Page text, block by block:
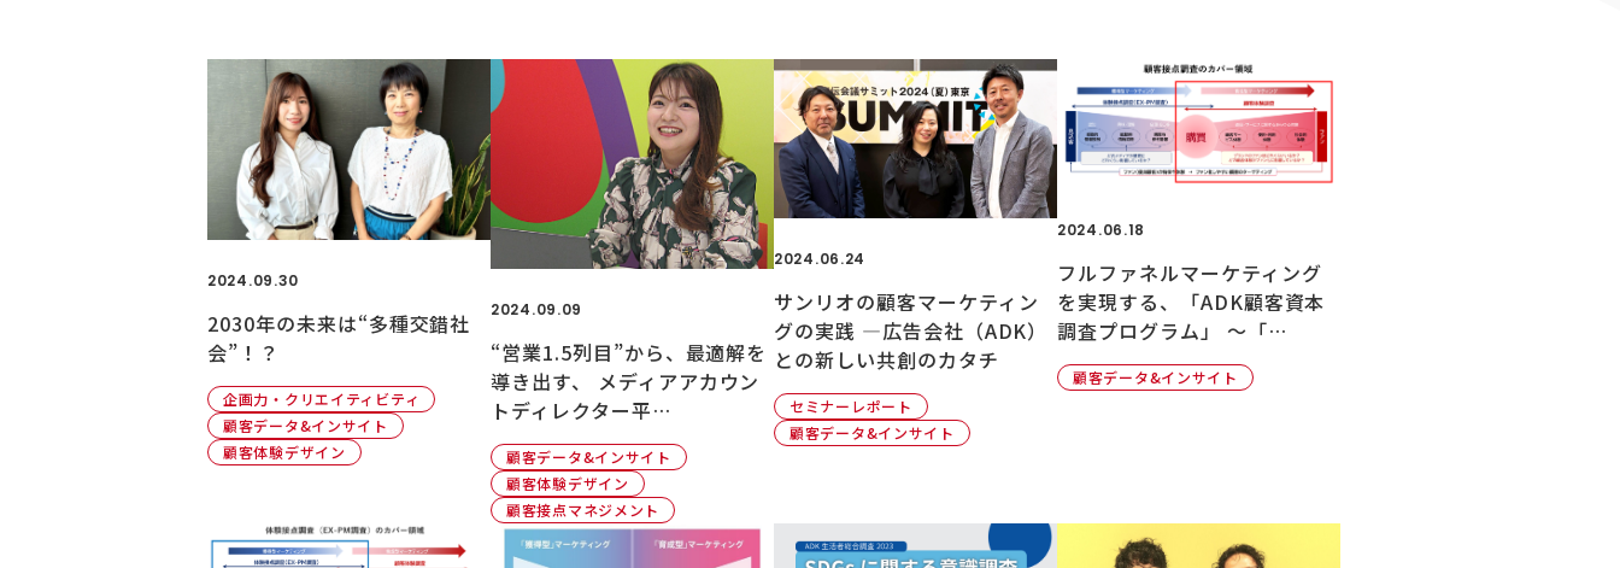
2024.09.30
2030年の未来は“多種交錯社
会”！？
企画力・クリエイティビティ
顧客データ&インサイト
顧客体験デザイン
2024.09.09
“営業1.5列目”から、最適解を
導き出す、 メディアアカウン
トディレクター平…
顧客データ&インサイト
顧客体験デザイン
顧客接点マネジメント
2024.06.24
サンリオの顧客マーケティン
グの実践 ―広告会社（ADK）
との新しい共創のカタチ
セミナーレポート
顧客データ&インサイト
2024.06.18
フルファネルマーケティング
を実現する、「ADK顧客資本
調査プログラム」 ～「…
顧客データ&インサイト